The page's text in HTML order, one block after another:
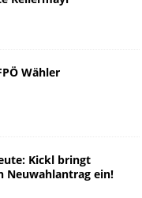
Wähler
Kickl bringt
Neuwahlantrag ein!